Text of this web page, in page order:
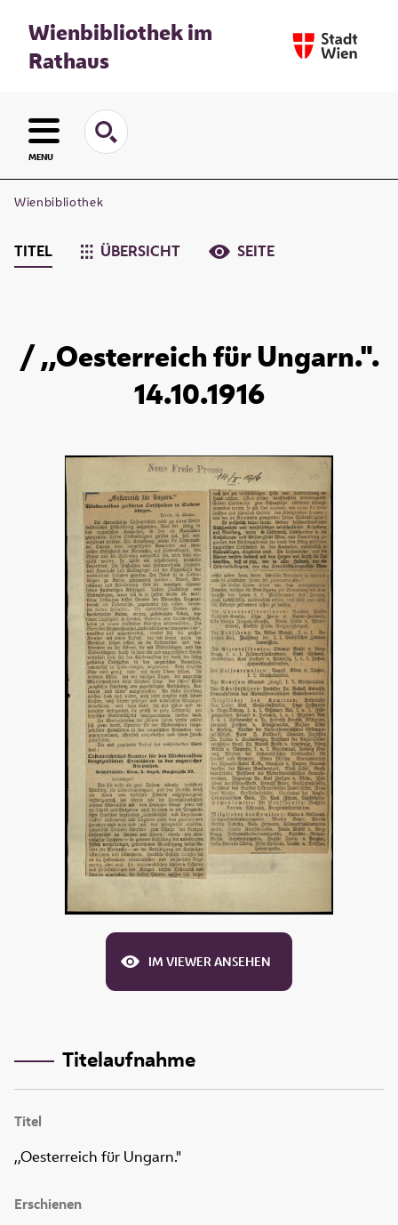
Wienbibliothek im
Rathaus
MENU
Wienbibliothek
TITEL ÜBERSICHT SEITE
/ ,,Oesterreich für Ungarn.".
14.10.1916
IM VIEWER ANSEHEN
Titelaufnahme
Titel
,,Oesterreich für Ungarn."
Erschienen